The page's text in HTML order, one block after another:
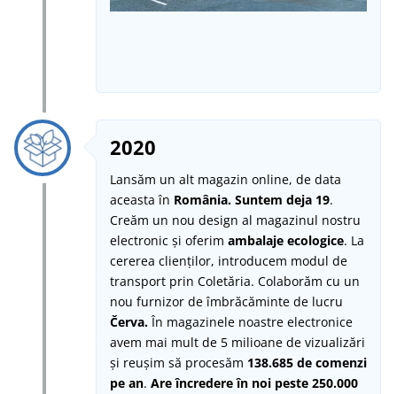
2020
Lansăm un alt magazin online, de data
aceasta în România. Suntem deja 19.
Creăm un nou design al magazinul nostru
electronic și oferim ambalaje ecologice. La
cererea clienților, introducem modul de
transport prin Coletăria. Colaborăm cu un
nou furnizor de îmbrăcăminte de lucru
Červa.În magazinele noastre electronice
avem mai mult de 5 milioane de vizualizări
și reușim să procesăm 138.685 de comenzi
pe an. Are încredere în noi peste 250.000